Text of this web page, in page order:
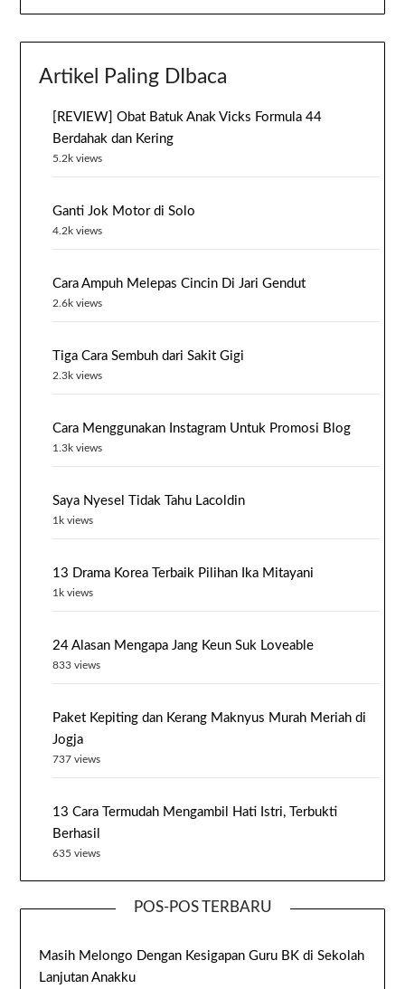
Artikel Paling DIbaca
[REVIEW] Obat Batuk Anak Vicks Formula 44
Berdahak dan Kering
5.2k views
Ganti Jok Motor di Solo
4.2k views
Cara Ampuh Melepas Cincin Di Jari Gendut
2.6k views
Tiga Cara Sembuh dari Sakit Gigi
2.3k views
Cara Menggunakan Instagram Untuk Promosi Blog
1.3k views
Saya Nyesel Tidak Tahu Lacoldin
1k views
13 Drama Korea Terbaik Pilihan Ika Mitayani
1k views
24 Alasan Mengapa Jang Keun Suk Loveable
833 views
Paket Kepiting dan Kerang Maknyus Murah Meriah di
Jogja
737 views
13 Cara Termudah Mengambil Hati Istri, Terbukti
Berhasil
635 views
POS-POS TERBARU
Masih Melongo Dengan Kesigapan Guru BK di Sekolah
Lanjutan Anakku